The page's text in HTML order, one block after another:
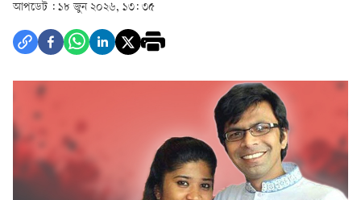
আপডেট : ১৮ জুন ২০২৬, ১৩: ৩৫